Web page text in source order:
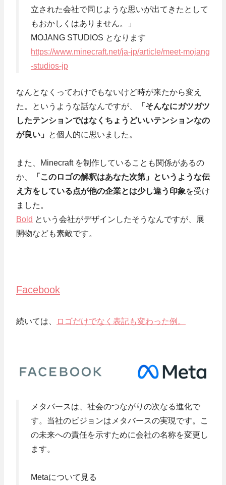
立された会社で同じような思いが出てきたとして
もおかしくはありません。」
MOJANG STUDIOS となります
https://www.minecraft.net/ja-jp/article/meet-mojang
-studios-jp
なんとなくってわけでもないけど時が来たから変え
た。というような話なんですが、
「そんなにガツガツ
したテンションではなくちょうどいいテンションなの
が良い」 と個人的に思いました。
また、Minecraft を制作していることも関係があるの
か、
「このロゴの解釈はあなた次第」というような伝
え方をしている点が他の企業とは少し違う印象を受け
ました。
Bold という会社がデザインしたそうなんですが、展
開物なども素敵です。
Facebook
続いては、 ロゴだけでなく表記も変わった例。
メタバースは、社会のつながりの次なる進化で
す。当社のビジョンはメタバースの実現です。こ
の未来への責任を示すために会社の名称を変更し
ます。
Metaについて見る